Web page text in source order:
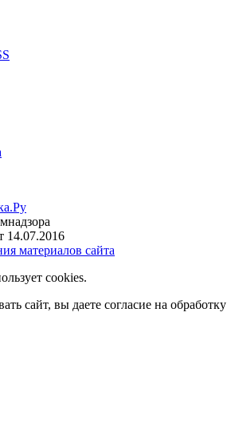
материалов сайта
cookies.
сайт, вы даете согласие на обработку